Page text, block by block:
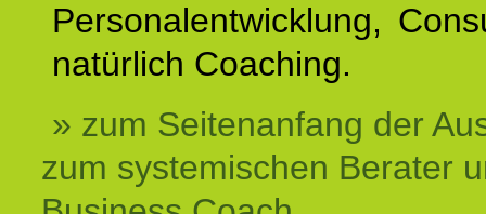
Personalentwicklung,
natürlich Coaching.
» zum Seitenanfang der
zum systemischen Berater